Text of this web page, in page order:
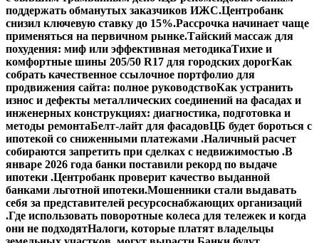
поддержать обманутых заказчиков ИЖС.Центробанк
снизил ключевую ставку до 15%.Рассрочка начинает чаще
применяться на первичном рынке.Тайский массаж для
похудения: миф или эффективная методикаТихие и
комфортные шины 205/50 R17 для городских дорогКак
собрать качественное ссылочное портфолио для
продвижения сайта: полное руководствоКак устранить
износ и дефекты металлических соединений на фасадах и
инженерных конструкциях: диагностика, подготовка и
методы ремонтаБелт-лайт для фасадовЦБ будет бороться с
ипотекой со сниженными платежами .Наличный расчет
собираются запретить при сделках с недвижимостью .В
январе 2026 года банки поставили рекорд по выдаче
ипотеки .Центробанк проверит качество выданной
банками льготной ипотеки.Мошенники стали выдавать
себя за представителей ресурсоснабжающих организаций
.Где использовать поворотные колеса для тележек и когда
они не подходятНалоги, которые платят владельцы